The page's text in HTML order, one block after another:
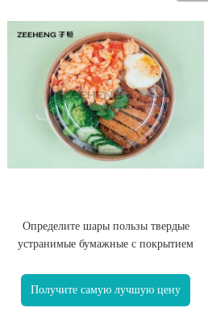
Определите шары пользы твердые
устранимые бумажные с покрытием
Получите самую лучшую цену